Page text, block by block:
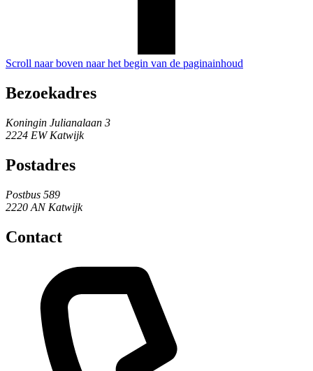
Scroll naar boven naar het begin van de paginainhoud
Bezoekadres
Koningin Julianalaan 3
2224 EW Katwijk
Postadres
Postbus 589
2220 AN Katwijk
Contact